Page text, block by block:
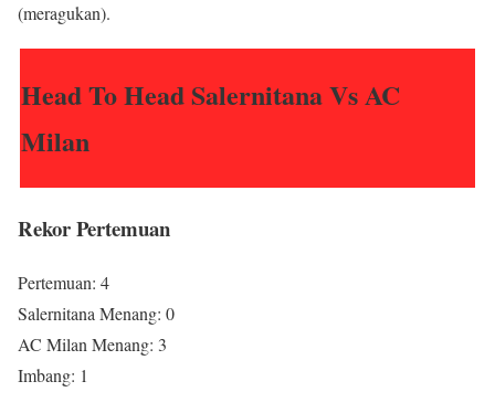
(meragukan).
Head To Head Salernitana Vs AC
Milan
Rekor Pertemuan
Pertemuan: 4
Salernitana Menang: 0
AC Milan Menang: 3
Imbang: 1